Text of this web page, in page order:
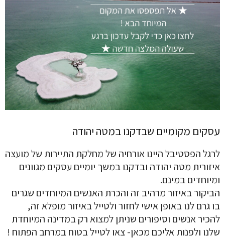
עסקים מקומיים שבדקנו במטה יהודה
לרגל הפסטיבל היינו אורחיה של מחלקת התיירות של מועצה
איזורית מטה יהודה ובדקנו במשך יומיים עסקים מגוונים
ומיוחדים במינם.
הביקור באיזור מרהיב זה והכרת האנשים המיוחדים שגרים
בו גרם לנו באופן אישי לחזור ולטייל באיזור מופלא זה,
להכיר אנשים וסיפורים שניתן למצוא רק במדינה המיוחדת
שלנו ולפנות אליכם מכאן- צאו לטייל בטוח במרחב הפתוח !